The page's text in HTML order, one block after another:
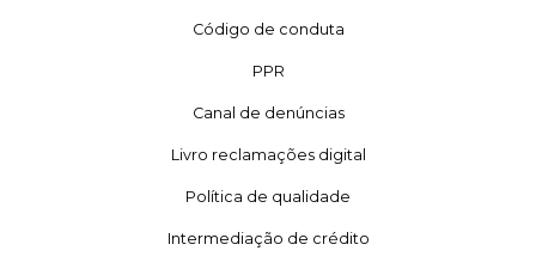
Código de conduta
PPR
Canal de denúncias
Livro reclamações digital
Política de qualidade
Intermediação de crédito